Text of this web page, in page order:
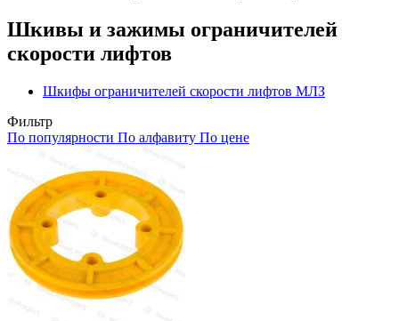
Шкивы и зажимы ограничителей
скорости лифтов
Шкифы ограничителей скорости лифтов МЛЗ
Фильтр
По популярности По алфавиту По цене